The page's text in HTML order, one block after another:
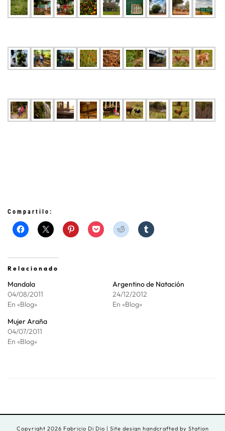
Compartilo:
Relacionado
Mandala
04/08/2011
En «Blog»
Argentino de Natación
24/12/2012
En «Blog»
Mujer Araña
04/07/2011
En «Blog»
Copyright 2026 Fabricio Di Dio | Site design handcrafted by Station